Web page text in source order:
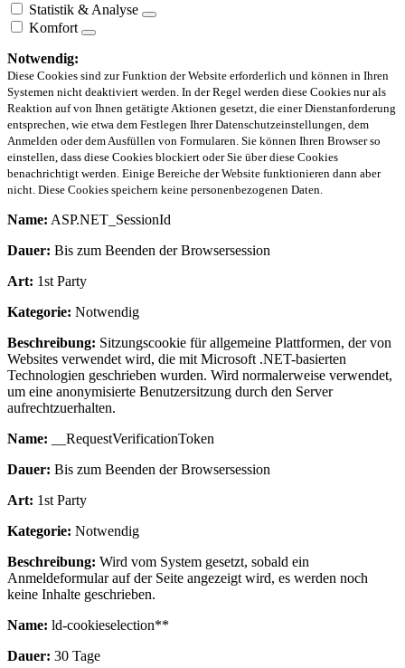
Statistik & Analyse
Komfort
Notwendig:
Diese Cookies sind zur Funktion der Website erforderlich und können in Ihren
Systemen nicht deaktiviert werden. In der Regel werden diese Cookies nur als
Reaktion auf von Ihnen getätigte Aktionen gesetzt, die einer Dienstanforderung
entsprechen, wie etwa dem Festlegen Ihrer Datenschutzeinstellungen, dem
Anmelden oder dem Ausfüllen von Formularen. Sie können Ihren Browser so
einstellen, dass diese Cookies blockiert oder Sie über diese Cookies
benachrichtigt werden. Einige Bereiche der Website funktionieren dann aber
nicht. Diese Cookies speichern keine personenbezogenen Daten.
Name: ASP.NET_SessionId
Dauer: Bis zum Beenden der Browsersession
Art: 1st Party
Kategorie: Notwendig
Beschreibung: Sitzungscookie für allgemeine Plattformen, der von
Websites verwendet wird, die mit Microsoft .NET-basierten
Technologien geschrieben wurden. Wird normalerweise verwendet,
um eine anonymisierte Benutzersitzung durch den Server
aufrechtzuerhalten.
Name: __RequestVerificationToken
Dauer: Bis zum Beenden der Browsersession
Art: 1st Party
Kategorie: Notwendig
Beschreibung: Wird vom System gesetzt, sobald ein
Anmeldeformular auf der Seite angezeigt wird, es werden noch
keine Inhalte geschrieben.
Name: ld-cookieselection**
Dauer: 30 Tage